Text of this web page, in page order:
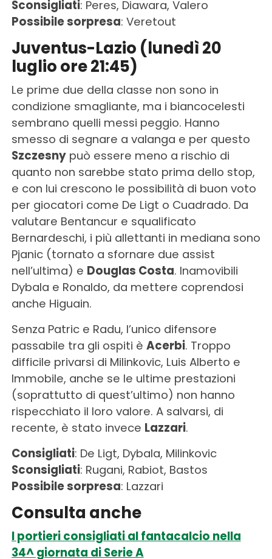
Sconsigliati: Peres, Diawara, Valero
Possibile sorpresa: Veretout
Juventus-Lazio (lunedì 20
luglio ore 21:45)
Le prime due della classe non sono in
condizione smagliante, ma i biancocelesti
sembrano quelli messi peggio. Hanno
smesso di segnare a valanga e per questo
Szczesnypuò essere meno a rischio di
quanto non sarebbe stato prima dello stop,
e con lui crescono le possibilità di buon voto
per giocatori come De Ligt o Cuadrado. Da
valutare Bentancur e squalificato
Bernardeschi, i più allettanti in mediana sono
Pjanic (tornato a sfornare due assist
nell’ultima) e Douglas Costa. Inamovibili
Dybala e Ronaldo, da mettere coprendosi
anche Higuain.
Senza Patric e Radu, l’unico difensore
passabile tra gli ospiti è Acerbi. Troppo
difficile privarsi di Milinkovic, Luis Alberto e
Immobile, anche se le ultime prestazioni
(soprattutto di quest’ultimo) non hanno
rispecchiato il loro valore. A salvarsi, di
recente, è stato invece Lazzari.
Consigliati: De Ligt, Dybala, Milinkovic
Sconsigliati: Rugani, Rabiot, Bastos
Possibile sorpresa: Lazzari
Consulta anche
I portieri consigliati al fantacalcio nella
34^ giornata di Serie A